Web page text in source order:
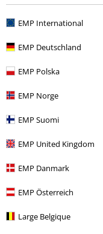
EMP International
EMP Deutschland
EMP Polska
EMP Norge
EMP Suomi
EMP United Kingdom
EMP Danmark
EMP Österreich
Large Belgique
Kommentar jetzt
E-Mail Newsletter
Greif einen 15%*
jetzt anmeldest!